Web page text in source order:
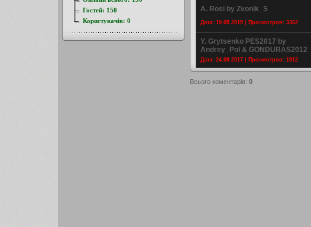
A. Rosi by Zvonik_S
Дата: 19.05.2015 | Просмотров: 3362
Y. Grytsenko PES2017 by
Andrey_Pol & GONDURAS2012
Дата: 24.09.2017 | Просмотров: 1912
Всього коментарів: 0
Гостей: 150
Користувачів: 0